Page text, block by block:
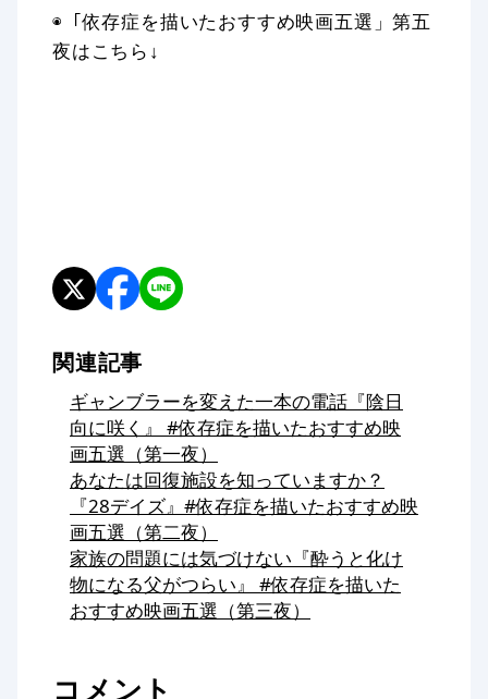
◉「依存症を描いたおすすめ映画五選」第五
夜はこちら↓
関連記事
ギャンブラーを変えた一本の電話『陰日
向に咲く』 #依存症を描いたおすすめ映
画五選（第一夜）
あなたは回復施設を知っていますか？
『28デイズ』#依存症を描いたおすすめ映
画五選（第二夜）
家族の問題には気づけない『酔うと化け
物になる父がつらい』 #依存症を描いた
おすすめ映画五選（第三夜）
コメント